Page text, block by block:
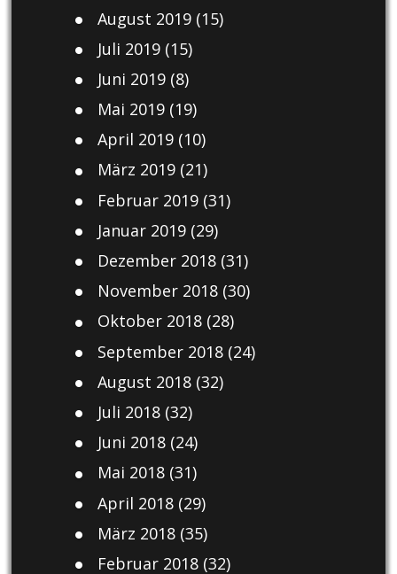
August 2019(15)
Juli 2019(15)
Juni 2019(8)
Mai 2019(19)
April 2019(10)
März 2019(21)
Februar 2019(31)
Januar 2019(29)
Dezember 2018(31)
November 2018(30)
Oktober 2018(28)
September 2018(24)
August 2018(32)
Juli 2018(32)
Juni 2018(24)
Mai 2018(31)
April 2018(29)
März 2018(35)
Februar 2018(32)